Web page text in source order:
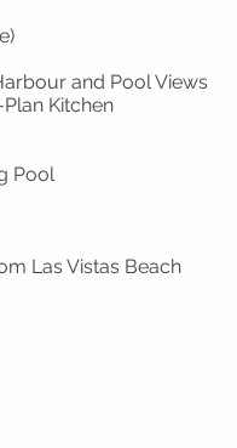
and Pool Views
Kitchen
Pool
Las Vistas Beach